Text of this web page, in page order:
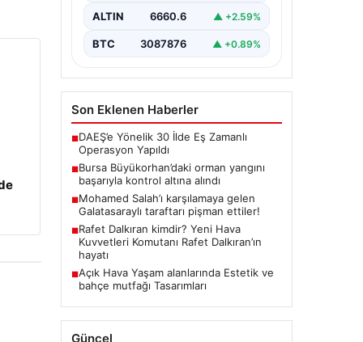
yerel…
ALTIN 6660.6 ▲ +2.59%
BTC 3087876 ▲ +0.89%
Son Eklenen Haberler
■DAEŞ’e Yönelik 30 İlde Eş Zamanlı
Operasyon Yapıldı
■Bursa Büyükorhan’daki orman yangını
başarıyla kontrol altına alındı
■Mohamed Salah’ı karşılamaya gelen
Galatasaraylı taraftarı pişman ettiler!
■Rafet Dalkıran kimdir? Yeni Hava
Kuvvetleri Komutanı Rafet Dalkıran’ın
hayatı
■Açık Hava Yaşam alanlarında Estetik ve
bahçe mutfağı Tasarımları
Güncel